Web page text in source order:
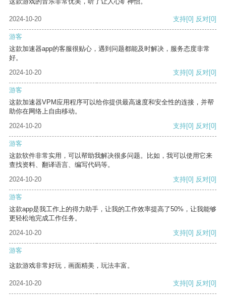
2024-10-20 支持[0] 反对[0]
游客
这款加速器app的客服很贴心，遇到问题都能及时解决，服务态度非常
好。
2024-10-20
支持[0] 反对[0]
游客
这款加速器VPM应用程序可以给你提供最高速度和安全性的连接，并帮
助你在网络上自由移动。
2024-10-20
支持[0] 反对[0]
游客
这款软件非常实用，可以帮助我解决很多问题。比如，我可以使用它来
查找资料、翻译语言、编写代码等。
2024-10-20
支持[0] 反对[0]
游客
这款app是我工作上的得力助手，让我的工作效率提高了50%，让我能够
更轻松地完成工作任务。
2024-10-20
支持[0] 反对[0]
游客
这款游戏非常好玩，画面精美，玩法丰富。
2024-10-20 支持[0] 反对[0]